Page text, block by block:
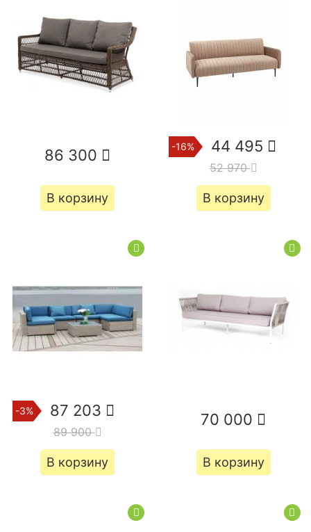
86 300
В корзину
-16% 44 495
52 970
В корзину
-3% 87 203
89 900
В корзину
70 000
В корзину